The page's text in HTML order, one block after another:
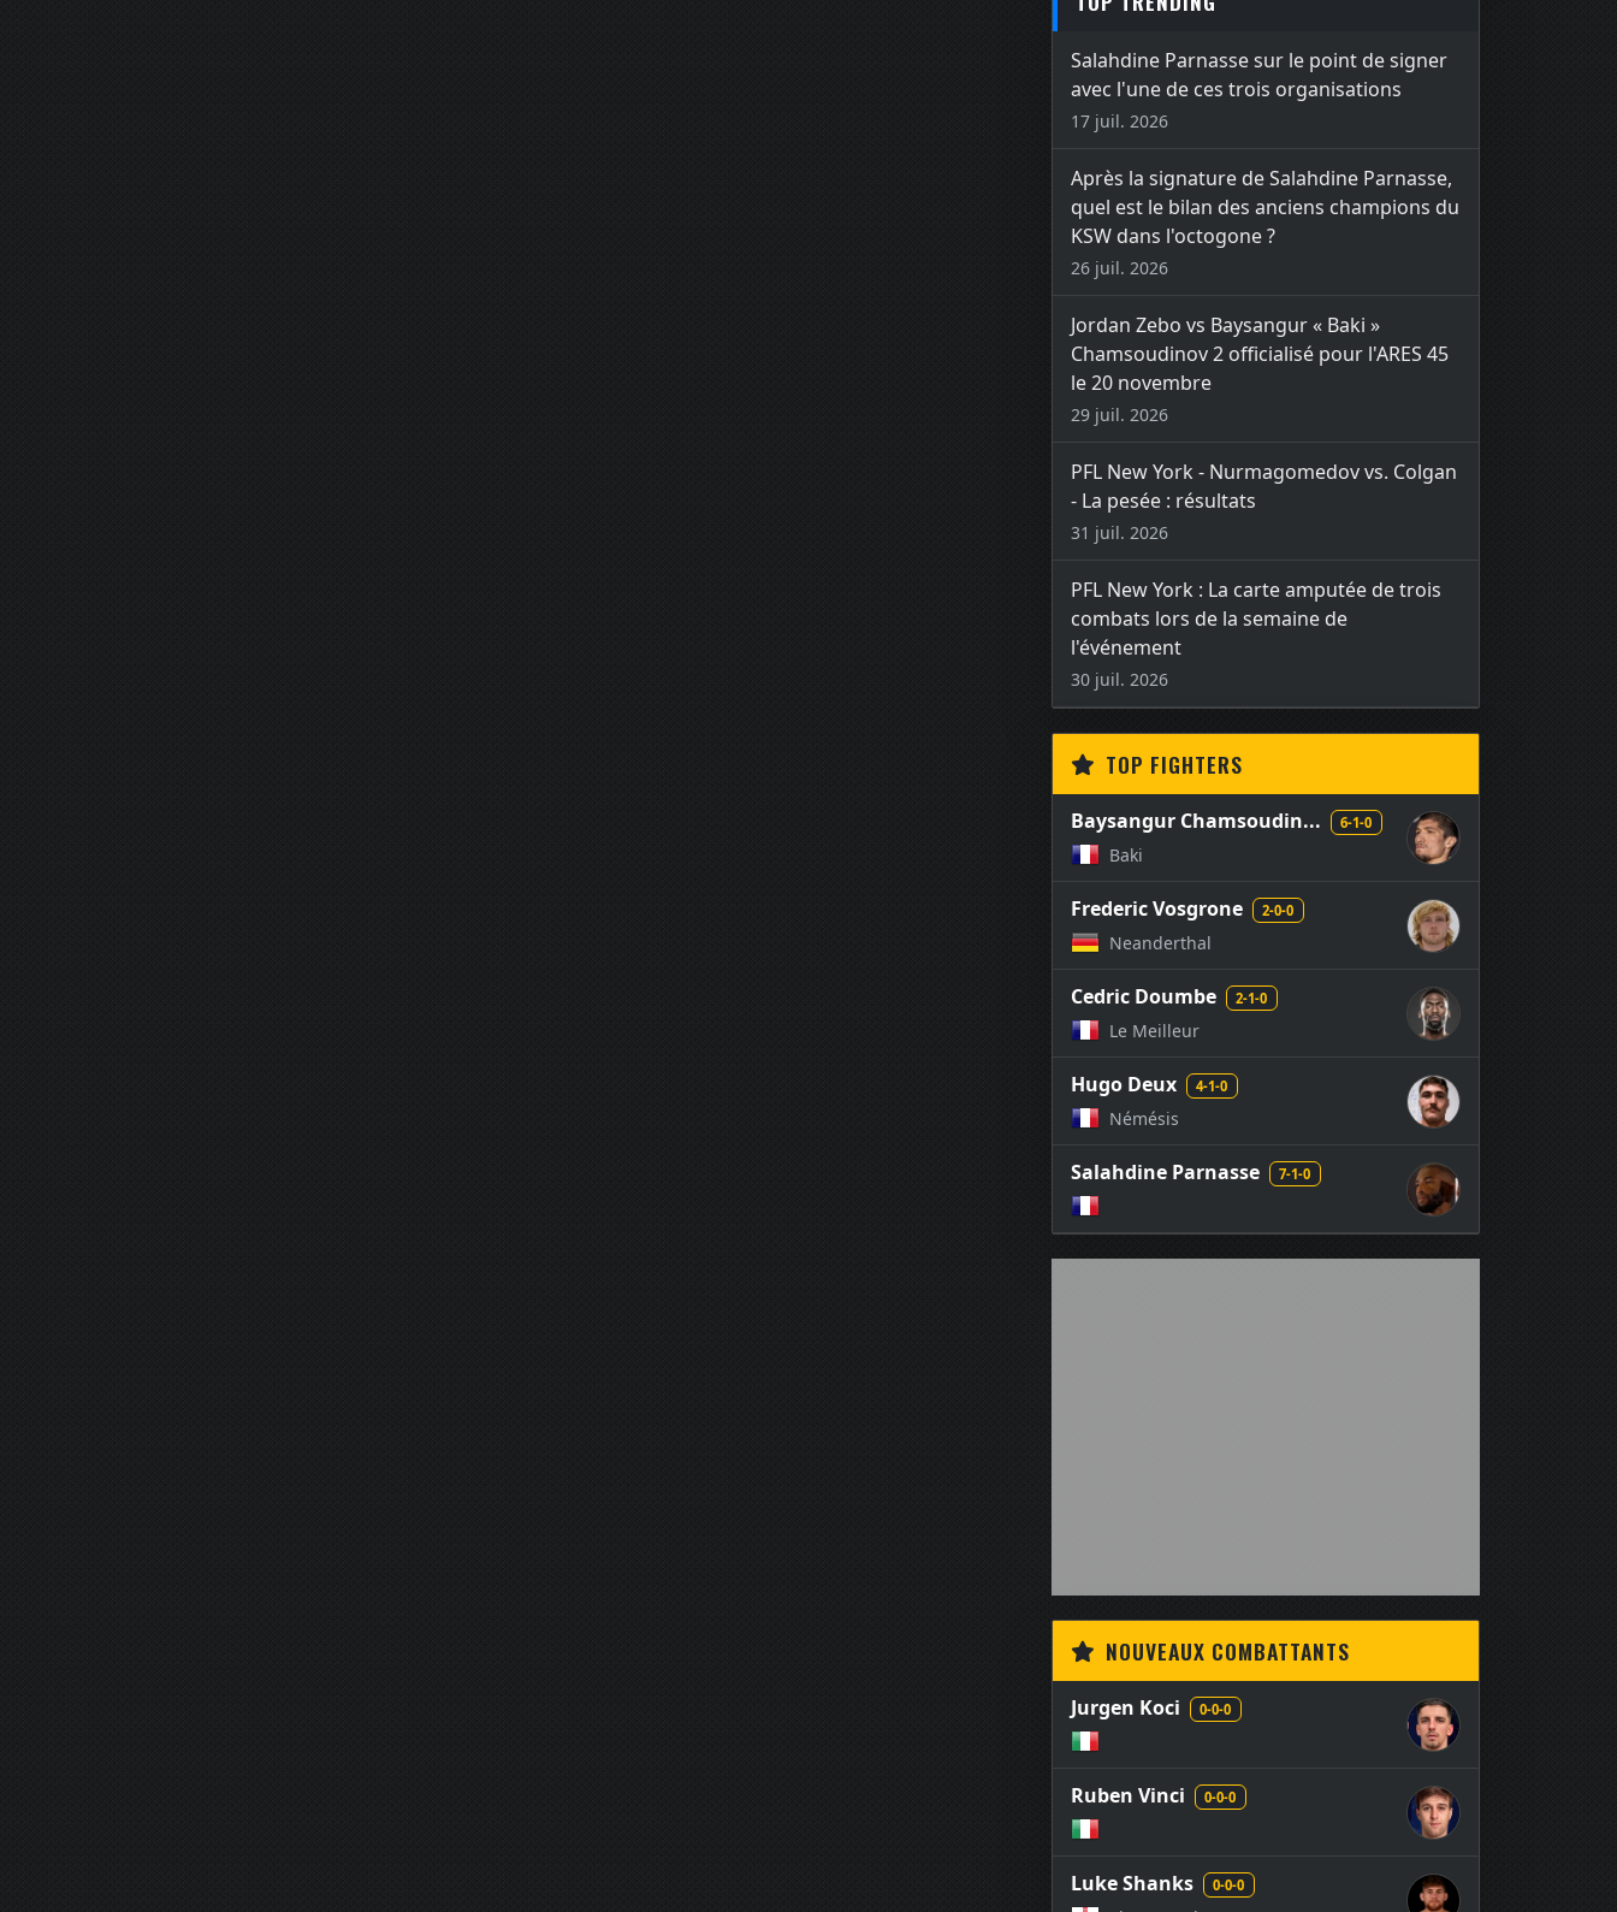
Salahdine Parnasse sur le point de signer
avec l'une de ces trois organisations
17 juil. 2026
Après la signature de Salahdine Parnasse,
quel est le bilan des anciens champions du
KSW dans l'octogone ?
26 juil. 2026
Jordan Zebo vs Baysangur « Baki »
Chamsoudinov 2 officialisé pour l'ARES 45
le 20 novembre
29 juil. 2026
PFL New York - Nurmagomedov vs. Colgan
- La pesée : résultats
31 juil. 2026
PFL New York : La carte amputée de trois
combats lors de la semaine de
l'événement
30 juil. 2026
TOP FIGHTERS
Baysangur Chamsoudin... 6-1-0
Baki
Frederic Vosgrone 2-0-0
Neanderthal
Cedric Doumbe 2-1-0
Le Meilleur
Hugo Deux 4-1-0
Némésis
Salahdine Parnasse 7-1-0
NOUVEAUX COMBATTANTS
Jurgen Koci 0-0-0
Ruben Vinci 0-0-0
Luke Shanks 0-0-0